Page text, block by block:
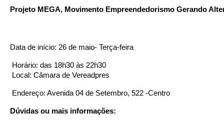
Projeto MEGA, Movimento Empreendedorismo Gerando
Data de início: 26 de maio- Terça-feira
Horário: das 18h30 às 22h30
Local: Câmara de Vereadpres
Endereço: Avenida 04 de Setembro, 522 -Centro
Dúvidas ou mais informações: